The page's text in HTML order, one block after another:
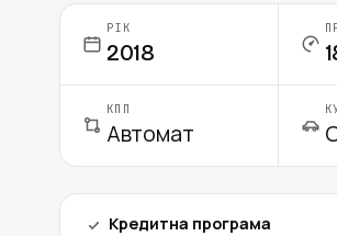
РІК
2018
КПП
Автомат
Кредитна програма